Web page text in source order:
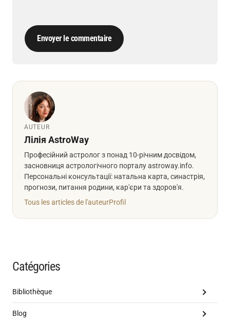
Envoyer le commentaire
AUTEUR
Лілія AstroWay
Професійний астролог з понад 10-річним досвідом,
засновниця астрологічного порталу astroway.info.
Персональні консультації: натальна карта, синастрія,
прогнози, питання родини, кар'єри та здоров'я.
Tous les articles de l'auteurProfil
Catégories
Bibliothèque
Blog